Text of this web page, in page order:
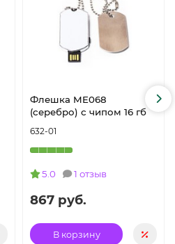
Флешка ME068
(серебро) с чипом 16 гб
632-01
5.0 1 отзыв
867 руб.
В корзину